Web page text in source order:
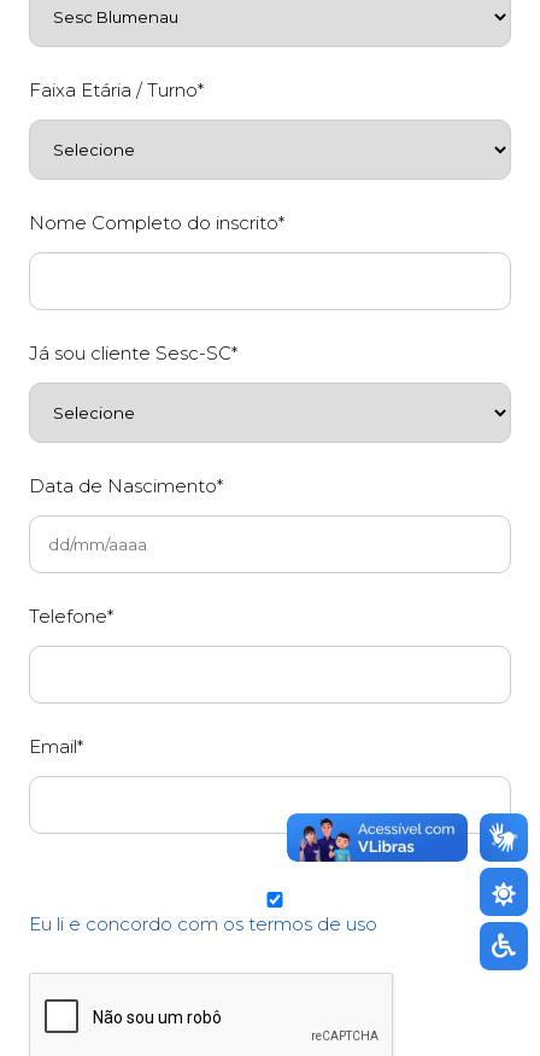
Faixa Etária / Turno*
Nome Completo do inscrito*
Já sou cliente Sesc-SC*
Data de Nascimento*
Telefone*
Email*
Eu li e concordo com os termos de uso